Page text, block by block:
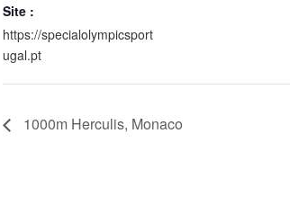
Site :
https://specialolympicsport
ugal.pt
1000m Herculis, Monaco